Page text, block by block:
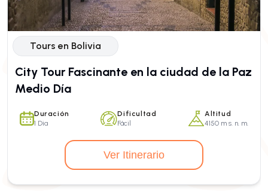
Tours en Bolivia
City Tour Fascinante en la ciudad de la Paz
Medio Día
Duración
1 Dia
Dificultad
Fácil
Altitud
4150 m s. n. m.
Ver Itinerario